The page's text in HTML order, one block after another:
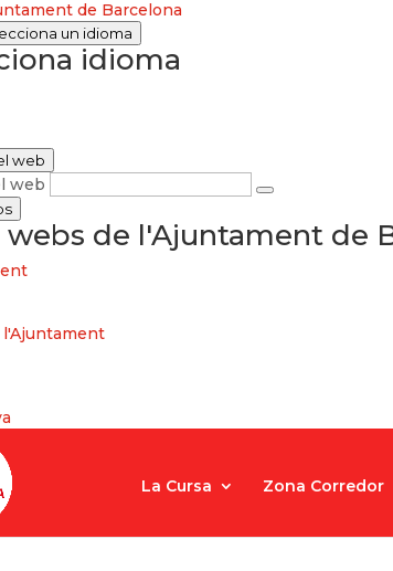
un idioma
idioma
web
web
webs de l'Ajuntament de
l'Ajuntament
La Cursa Zona Corredor